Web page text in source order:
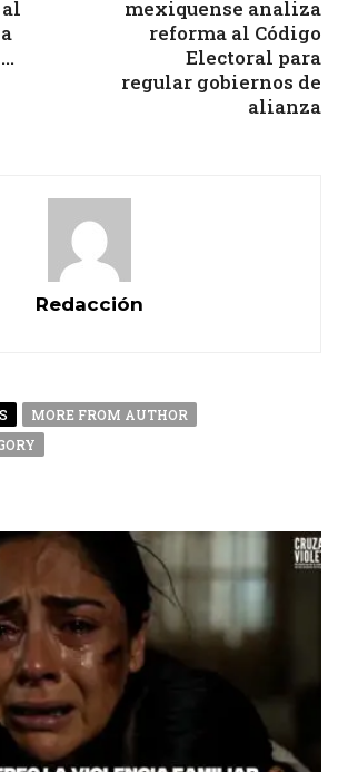
mexiquense analiza
reforma al Código
Electoral para
regular gobiernos de
alianza
Redacción
MORE FROM AUTHOR